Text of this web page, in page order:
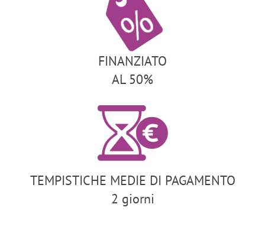
FINANZIATO
AL 50%
TEMPISTICHE MEDIE DI PAGAMENTO
2 giorni